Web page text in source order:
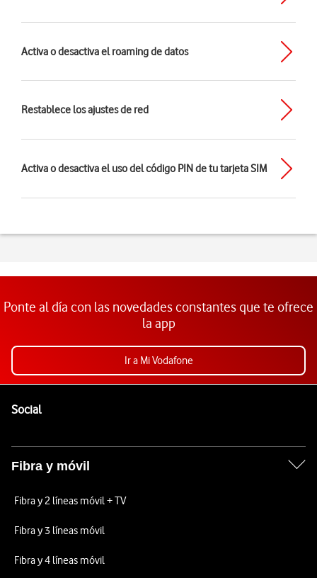
Activa o desactiva el roaming de datos
Restablece los ajustes de red
Activa o desactiva el uso del código PIN de tu tarjeta SIM
Ponte al día con las novedades constantes que te ofrece
la app
Ir a Mi Vodafone
SocialEnlaces a las redes sociales de Vodafone
Fibra y móvil
Fibra y 2 líneas móvil + TV
Fibra y 3 líneas móvil
Fibra y 4 líneas móvil